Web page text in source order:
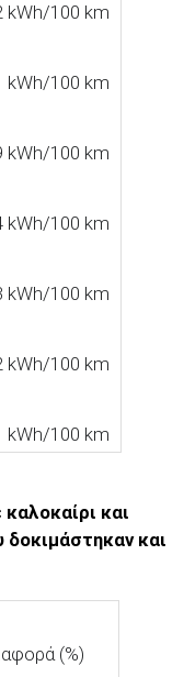
kWh/100 km
kWh/100 km
kWh/100 km
kWh/100 km
kWh/100 km
kWh/100 km
kWh/100 km
και
δοκιμάστηκαν και
(%)